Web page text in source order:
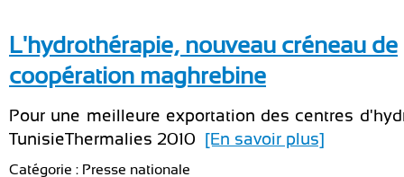
L'hydrothérapie, nouveau créneau de
coopération maghrebine
Pour une meilleure exportation des centres
TunisieThermalies 2010 [En savoir plus]
Catégorie : Presse nationale